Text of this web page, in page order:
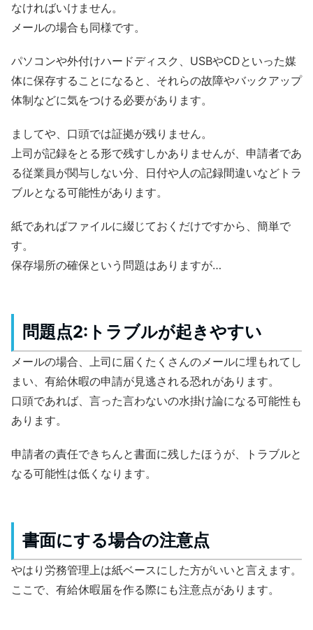
なければいけません。
メールの場合も同様です。
パソコンや外付けハードディスク、USBやCDといった媒
体に保存することになると、それらの故障やバックアップ
体制などに気をつける必要があります。
ましてや、口頭では証拠が残りません。
上司が記録をとる形で残すしかありませんが、申請者であ
る従業員が関与しない分、日付や人の記録間違いなどトラ
ブルとなる可能性があります。
紙であればファイルに綴じておくだけですから、簡単で
す。
保存場所の確保という問題はありますが…
問題点2:トラブルが起きやすい
メールの場合、上司に届くたくさんのメールに埋もれてし
まい、有給休暇の申請が見逃される恐れがあります。
口頭であれば、言った言わないの水掛け論になる可能性も
あります。
申請者の責任できちんと書面に残したほうが、トラブルと
なる可能性は低くなります。
書面にする場合の注意点
やはり労務管理上は紙ベースにした方がいいと言えます。
ここで、有給休暇届を作る際にも注意点があります。